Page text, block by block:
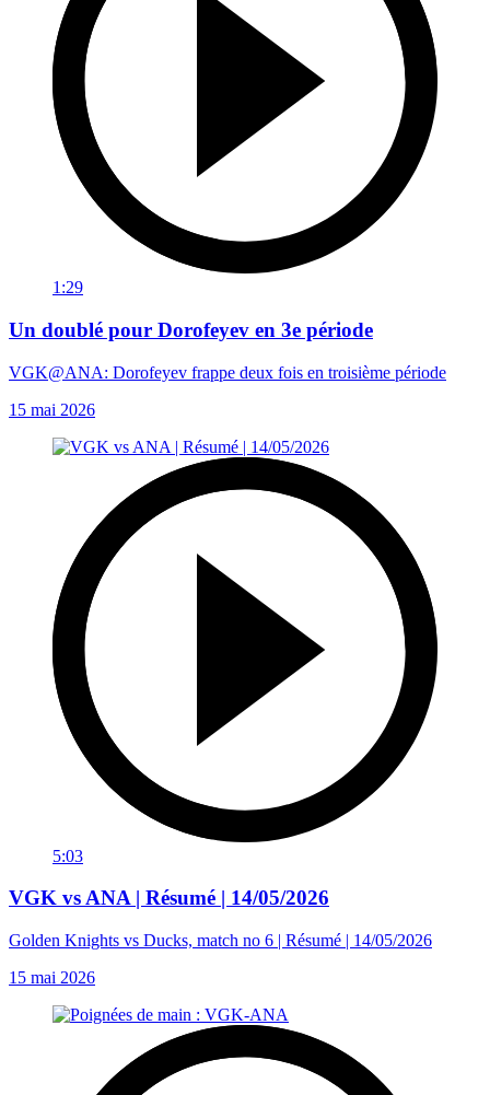
1:29
Un doublé pour Dorofeyev en 3e période
VGK@ANA: Dorofeyev frappe deux fois en troisième période
15 mai 2026
5:03
VGK vs ANA | Résumé | 14/05/2026
Golden Knights vs Ducks, match no 6 | Résumé | 14/05/2026
15 mai 2026